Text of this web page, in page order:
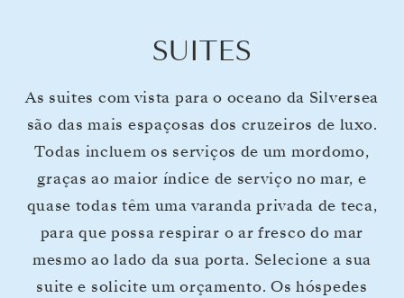
SUITES
As suites com vista para o oceano da Silversea
são das mais espaçosas dos cruzeiros de luxo.
Todas incluem os serviços de um mordomo,
graças ao maior índice de serviço no mar, e
quase todas têm uma varanda privada de teca,
para que possa respirar o ar fresco do mar
mesmo ao lado da sua porta. Selecione a sua
suite e solicite um orçamento. Os hóspedes